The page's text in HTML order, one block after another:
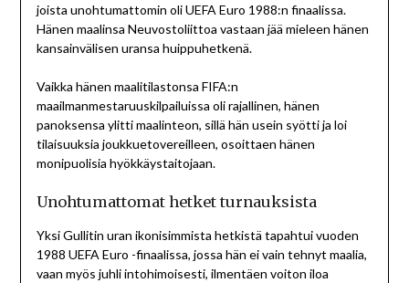
joista unohtumattomin oli UEFA Euro 1988:n finaalissa.
Hänen maalinsa Neuvostoliittoa vastaan jää mieleen hänen
kansainvälisen uransa huippuhetkenä.
Vaikka hänen maalitilastonsa FIFA:n
maailmanmestaruuskilpailuissa oli rajallinen, hänen
panoksensa ylitti maalinteon, sillä hän usein syötti ja loi
tilaisuuksia joukkuetovereilleen, osoittaen hänen
monipuolisia hyökkäystaitojaan.
Unohtumattomat hetket turnauksista
Yksi Gullitin uran ikonisimmista hetkistä tapahtui vuoden
1988 UEFA Euro -finaalissa, jossa hän ei vain tehnyt maalia,
vaan myös juhli intohimoisesti, ilmentäen voiton iloa